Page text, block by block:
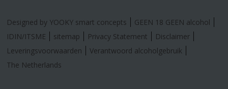
a
c
e
n
s
t
Designed by YOOKY smart concepts
GEEN 18 GEEN alcohol
IDIN/ITSME
sitemap Privacy Statement
Disclaimer
Leveringsvoorwaarden
Verantwoord alcoholgebruik
The Netherlands